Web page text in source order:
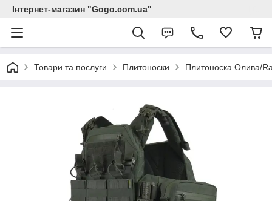
Інтернет-магазин "Gogo.com.ua"
Товари та послуги Плитоноски Плитоноска Олива/